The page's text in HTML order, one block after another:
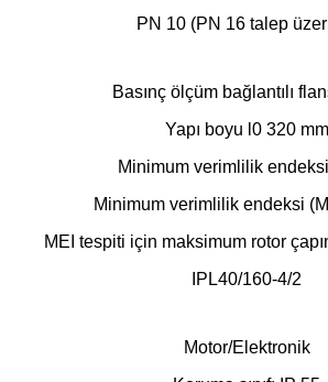
PN 10 (PN 16 talep
Basınç ölçüm bağlantılı
Yapı boyu l0 320 mm
Minimum verimlilik
Minimum verimlilik endeksi
MEI tespiti için maksimum rotor
IPL40/160-4/2
Motor/Elektronik